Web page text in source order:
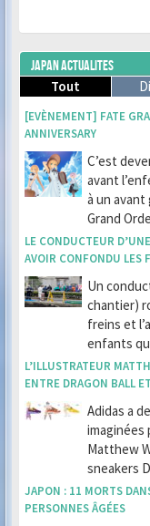
JAPAN ACTUALITES
Tout
[EVÈNEMENT] FATE
ANNIVERSARY
C’est
avant
à un avant
Grand
LE CONDUCTEUR
AVOIR CONFONDU LES
Un
chantier)
freins et
enfants
L’ILLUSTRATEUR
ENTRE DRAGON BALL
Adidas a
imaginées
Matthew
sneakers
JAPON : 11 MORTS
PERSONNES ÂGÉES